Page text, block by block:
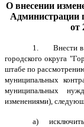
О внесении
Администрации
от
1. Внести в
городского округа
штабе по
муниципальных
муниципальных
изменениями),
а) исключить